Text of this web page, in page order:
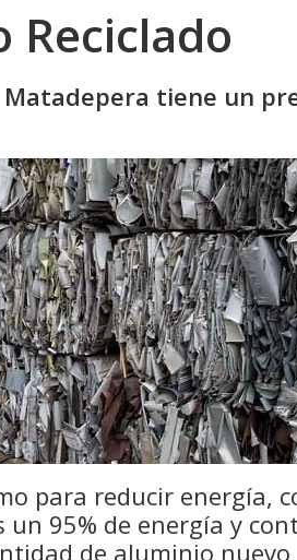
Reciclado
tiene un
para reducir energía,
95% de energía y
de aluminio